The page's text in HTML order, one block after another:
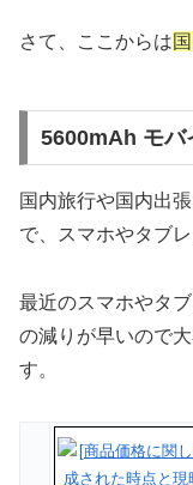
さて、ここからは
5600mAh モバ
国内旅行や国内出
で、スマホやタブ
最近のスマホやタ
の減りが早いので
す。